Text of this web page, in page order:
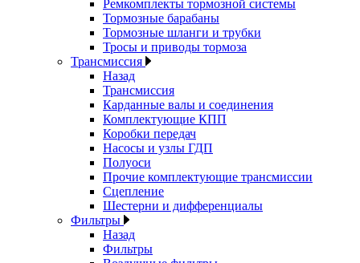
Ремкомплекты тормозной системы
Тормозные барабаны
Тормозные шланги и трубки
Тросы и приводы тормоза
Трансмиссия
Назад
Трансмиссия
Карданные валы и соединения
Комплектующие КПП
Коробки передач
Насосы и узлы ГДП
Полуоси
Прочие комплектующие трансмиссии
Сцепление
Шестерни и дифференциалы
Фильтры
Назад
Фильтры